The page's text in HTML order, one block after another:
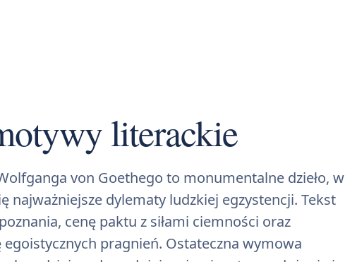
literackie
von Goethego to monumentalne dzieło, w
najważniejsze dylematy ludzkiej egzystencji. Tekst
cenę paktu z siłami ciemności oraz
egoistycznych pragnień. Ostateczna wymowa